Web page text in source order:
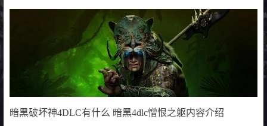
暗黑破坏神4DLC有什么 暗黑4dlc憎恨之躯内容介绍